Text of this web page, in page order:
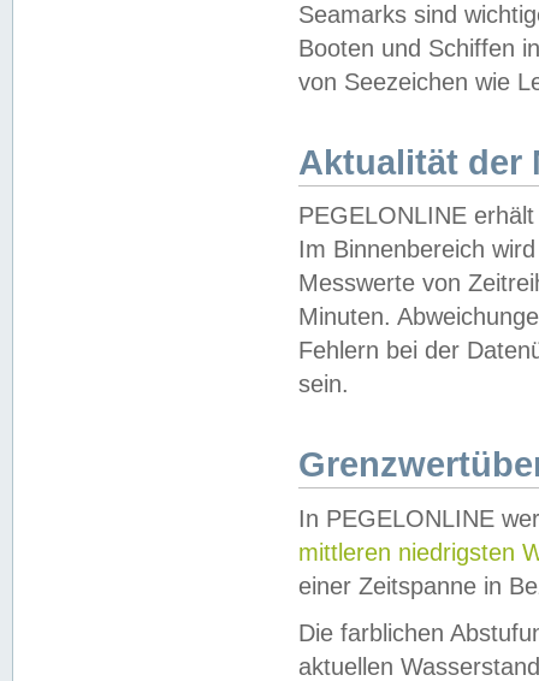
Seamarks sind
Booten und Schiffen
von Seezeichen wie
Aktualität der
PEGELONLINE
Im Binnenbereich
Messwerte von
Minuten.
Fehlern bei der
sein.
In PEGELONLINE
mittleren niedrigsten
einer Zeitspanne in
Die farblichen
aktuellen